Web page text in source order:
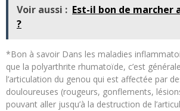
Voir aussi : Est-il bon de marcher
?
*Bon à savoir Dans les maladies
que la polyarthrite rhumatoïde, c’est
l’articulation du genou qui est affectée par
douloureuses (rougeurs, gonflements,
pouvant aller jusqu’à la destruction de